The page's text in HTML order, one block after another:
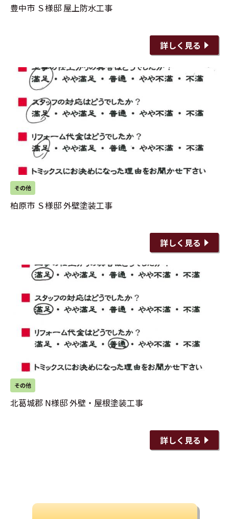
豊中市 Ｓ様邸 屋上防水工事
詳しく見る
その他
柏原市 Ｓ様邸 外壁塗装工事
詳しく見る
その他
北葛城郡 N様邸 外壁・屋根塗装工事
詳しく見る